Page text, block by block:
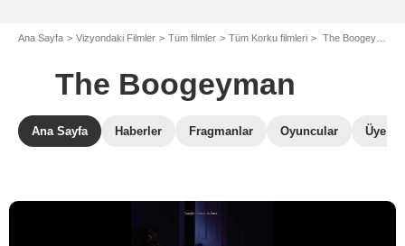
Ana Sayfa Vizyondaki Filmler Tüm filmler Tüm Korku filmleri The Boogeyman
The Boogeyman
Ana Sayfa Haberler Fragmanlar Oyuncular Üye